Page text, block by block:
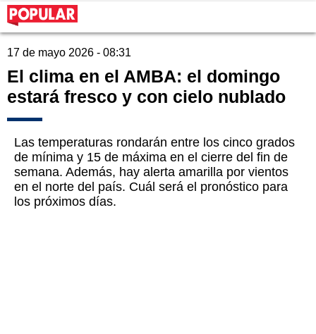
17 de mayo 2026 - 08:31
El clima en el AMBA: el domingo
estará fresco y con cielo nublado
Las temperaturas rondarán entre los cinco grados
de mínima y 15 de máxima en el cierre del fin de
semana. Además, hay alerta amarilla por vientos
en el norte del país. Cuál será el pronóstico para
los próximos días.